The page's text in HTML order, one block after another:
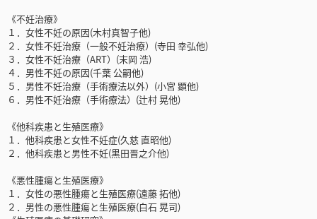
《不妊治療》
１．女性不妊の原因(木村真智子他)
２．女性不妊治療（一般不妊治療）(寺田 幸弘他)
３．女性不妊治療（ART）(末岡 浩)
４．男性不妊の原因(千葉 公嗣他)
５．男性不妊治療（手術療法以外）(小宮 顕他)
６．男性不妊治療（手術療法）(辻村 晃他)
《他科疾患と生殖医療》
１．他科疾患と女性不妊症(久慈 直昭他)
２．他科疾患と男性不妊(黒田晋之介他)
《悪性腫瘍と生殖医療》
１．女性の悪性腫瘍と生殖医療(遠藤 拓他)
２．男性の悪性腫瘍と生殖医療(白石 晃司)